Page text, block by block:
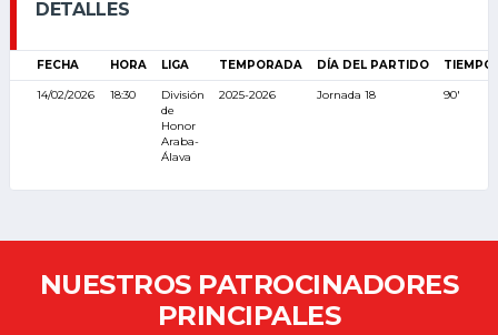
DETALLES
FECHA HORA LIGA TEMPORADA DÍA DEL PARTIDO TIEMPO
14/02/2026 18:30
División
de
Honor
Araba-
Álava
2025-2026 Jornada 18 90'
NUESTROS PATROCINADORES
PRINCIPALES